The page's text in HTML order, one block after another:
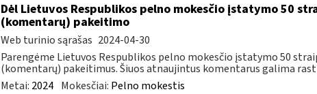
Dėl Lietuvos Respublikos pelno mokesčio įstatymo 50
(komentarų) pakeitimo
Web turinio sąrašas 2024-04-30
Parengėme Lietuvos Respublikos pelno mokesčio įstatymo 50
(komentarų) pakeitimus. Šiuos atnaujintus komentarus galima
Metai: 2024 Mokesčiai: Pelno mokestis